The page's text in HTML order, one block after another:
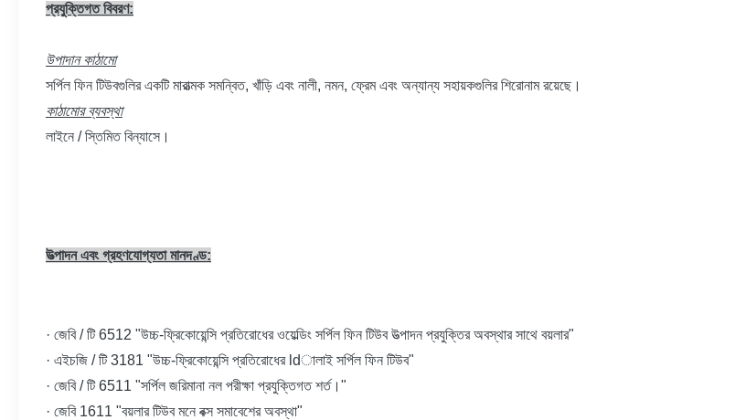
প্রযুক্তিগত বিবরণ:
উপাদান কাঠামো
সর্পিল ফিন টিউবগুলির একটি মারাত্মক সমন্বিত, খাঁড়ি এবং নালী, নমন, ফ্রেম এবং অন্যান্য সহায়কগুলির শিরোনাম রয়েছে।
কাঠামোর ব্যবস্থা
লাইনে / স্তিমিত বিন্যাসে।
উত্পাদন এবং গ্রহণযোগ্যতা মানদণ্ড:
· জেবি / টি 6512 "উচ্চ-ফ্রিকোয়েন্সি প্রতিরোধের ওয়েল্ডিং সর্পিল ফিন টিউব উত্পাদন প্রযুক্তির অবস্থার সাথে বয়লার"
· এইচজি / টি 3181 "উচ্চ-ফ্রিকোয়েন্সি প্রতিরোধের ldালাই সর্পিল ফিন টিউব"
· জেবি / টি 6511 "সর্পিল জরিমানা নল পরীক্ষা প্রযুক্তিগত শর্ত।"
· জেবি 1611 "বয়লার টিউব মনে বক্স সমাবেশের অবস্থা"